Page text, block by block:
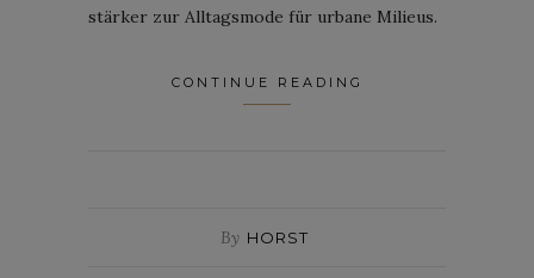
stärker zur Alltagsmode für urbane Milieus.
CONTINUE READING
By HORST